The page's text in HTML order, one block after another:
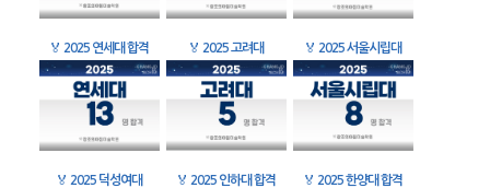
🏅 2025 연세대 합격 🏅 2025 고려대 🏅 2025 서울시립대
🏅 2025 덕성여대 🏅 2025 인하대 합격 🏅 2025 한양대 합격